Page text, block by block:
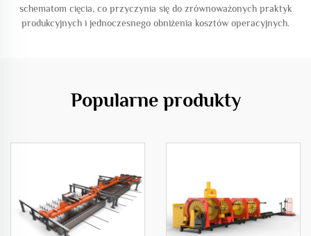
schematom cięcia, co przyczynia się do zrównoważonych praktyk
produkcyjnych i jednoczesnego obniżenia kosztów operacyjnych.
Popularne produkty